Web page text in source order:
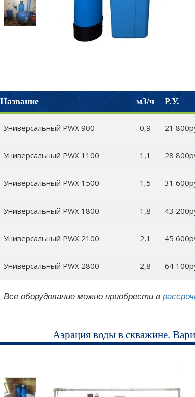
Название м3/ч Р.У.
Универсальный PWX 900 0,9 21
Универсальный PWX 1100 1,1 28
Универсальный PWX 1500 1,5 31
Универсальный PWX 1800 1,8 43
Универсальный PWX 2100 2,1 45
Универсальный PWX 2800 2,8 64
Все оборудование можно приобрести в
Аэрация воды в скважине.